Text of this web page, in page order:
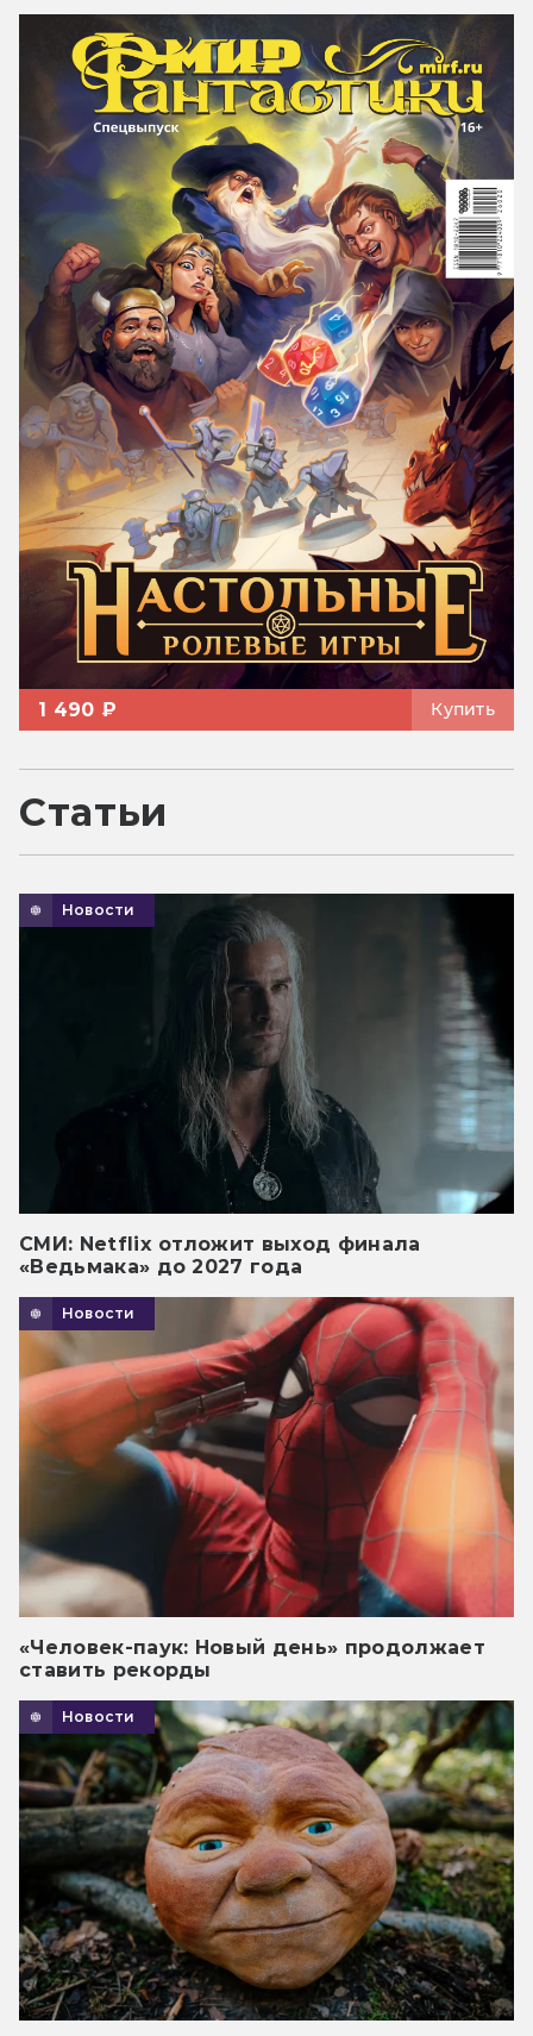
1 490 ₽ Купить
Статьи
Новости
СМИ: Netflix отложит выход финала
«Ведьмака» до 2027 года
Новости
«Человек-паук: Новый день» продолжает
ставить рекорды
Новости